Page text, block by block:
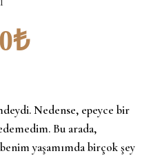
₺
Nedense, epeyce bir
Bu arada,
yaşamımda birçok şey